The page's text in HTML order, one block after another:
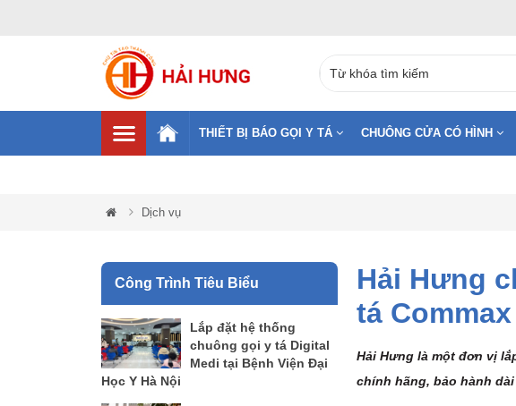
THIẾT BỊ BÁO GỌI Y TÁ CHUÔNG CỬA CÓ HÌNH
Dịch vụ
Công Trình Tiêu Biểu
Lắp đặt hệ thống
chuông gọi y tá Digital
Medi tại Bệnh Viện Đại
Học Y Hà Nội
Hải Hưng
tá Commax
Hải Hưng là một đơn vị
chính hãng, bảo hành